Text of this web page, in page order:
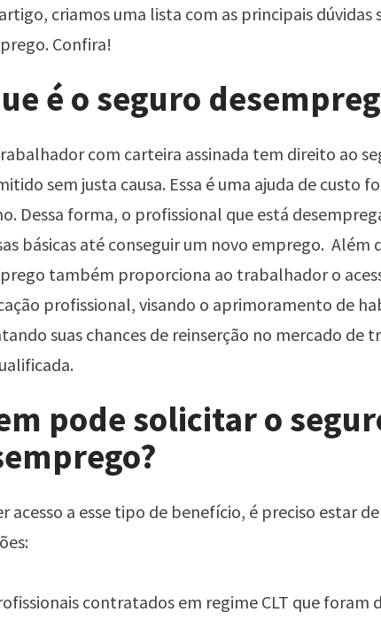
criamos uma lista com as principais dúvidas
Confira!
é o seguro
com carteira assinada tem direito ao
sem justa causa. Essa é uma ajuda de custo
Dessa forma, o profissional que está
básicas até conseguir um novo emprego. Além
também proporciona ao trabalhador o
profissional, visando o aprimoramento de
suas chances de reinserção no mercado de
pode solicitar o
acesso a esse tipo de benefício, é preciso estar
contratados em regime CLT que foram